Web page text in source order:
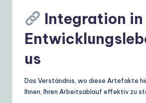
Integration in
us
Das Verständnis, wo diese Artefakte
Ihnen, Ihren Arbeitsablauf effektiv zu